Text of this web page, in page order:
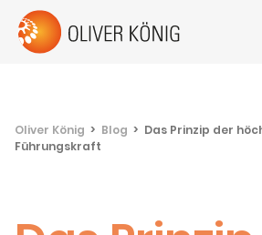
Oliver König Blog
Das Prinzip der
Führungskraft